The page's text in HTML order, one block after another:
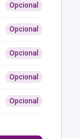
Opcional
Opcional
Opcional
Opcional
Opcional